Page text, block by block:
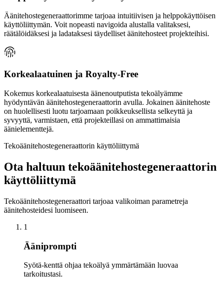
Äänitehostegeneraattorimme tarjoaa intuitiivisen ja helppokäyttöisen
käyttöliittymän. Voit nopeasti navigoida alustalla valitaksesi,
räätälöidäksesi ja ladataksesi täydelliset äänitehosteet projekteihisi.
Korkealaatuinen ja Royalty-Free
Kokemus korkealaatuisesta äänenoutputista tekoälyämme
hyödyntävän äänitehostegeneraattorin avulla. Jokainen äänitehoste
on huolellisesti luotu tarjoamaan poikkeuksellista selkeyttä ja
syvyyttä, varmistaen, että projekteillasi on ammattimaisia
äänielementtejä.
Tekoäänitehostegeneraattorin käyttöliittymä
Ota haltuun tekoäänitehostegeneraattorin
käyttöliittymä
Tekoäänitehostegeneraattori tarjoaa valikoiman parametreja
äänitehosteidesi luomiseen.
1
Ääniprompti
Syötä-kenttä ohjaa tekoälyä ymmärtämään luovaa
tarkoitustasi.